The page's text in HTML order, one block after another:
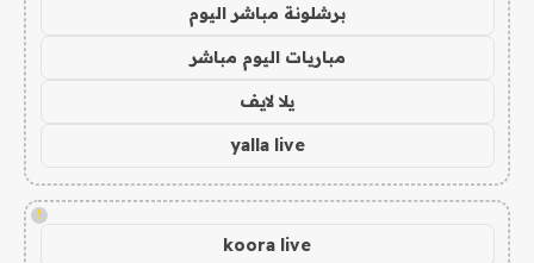
برشلونة مباشر اليوم
مباريات اليوم مباشر
يلا لايف
yalla live
!
koora live